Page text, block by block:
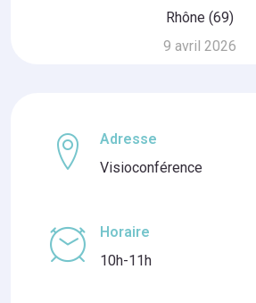
Rhône (69)
9 avril 2026
Adresse
Visioconférence
Horaire
10h-11h